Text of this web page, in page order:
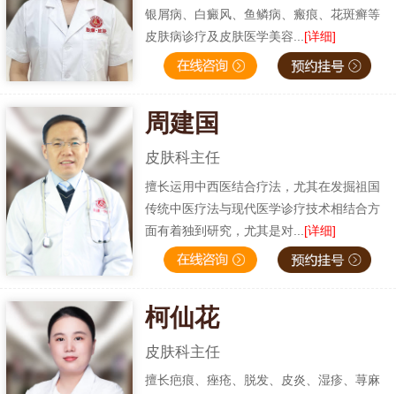
银屑病、白癜风、鱼鳞病、瘢痕、花斑癣等
皮肤病诊疗及皮肤医学美容... [详细]
周建国
皮肤科主任
擅长运用中西医结合疗法，尤其在发掘祖国
传统中医疗法与现代医学诊疗技术相结合方
面有着独到研究，尤其是对... [详细]
柯仙花
皮肤科主任
擅长疤痕、痤疮、脱发、皮炎、湿疹、荨麻